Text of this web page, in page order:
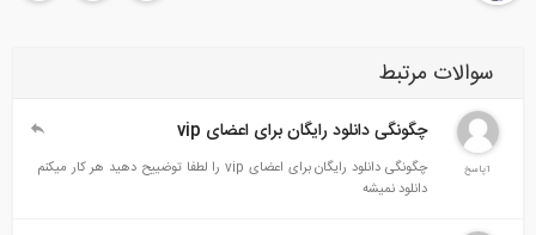
سوالات مرتبط
چگونگی دانلود رایگان برای اعضای vip
چگونگی دانلود رایگان برای اعضای vip را لطفا توضییح دهید هر کار میکنم
دانلود نمیشه